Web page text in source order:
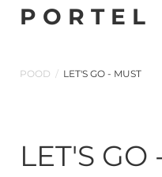
P O R T E L
POOD / LET'S GO - MUST
LET'S GO